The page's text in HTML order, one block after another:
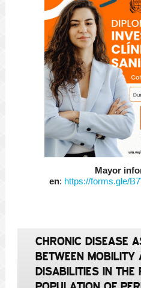
Mayor
en: https://forms.gle/
CHRONIC DISEASE
BETWEEN MOBILITY
DISABILITIES IN THE